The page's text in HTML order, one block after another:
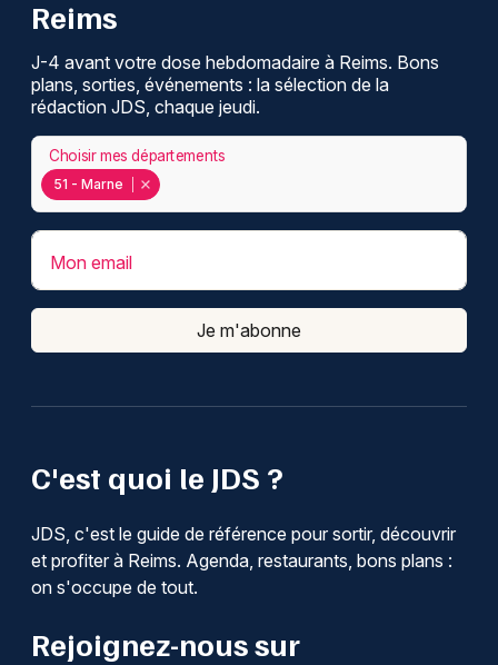
C'est quoi le JDS ?
JDS, c'est le guide de référence pour sortir, découvrir
et profiter à Reims. Agenda, restaurants, bons plans :
on s'occupe de tout.
Rejoignez-nous sur
Reims
J-4 avant votre dose hebdomadaire à Reims. Bons
plans, sorties, événements : la sélection de la
rédaction JDS, chaque jeudi.
51 - Marne
Choisir mes départements
Mon email
Je m'abonne